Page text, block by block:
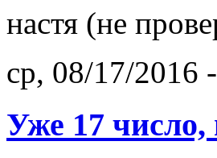
настя (не
ср, 08/17/2016
Уже 17 число,